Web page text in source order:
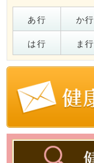
あ行 か行
は行 ま行